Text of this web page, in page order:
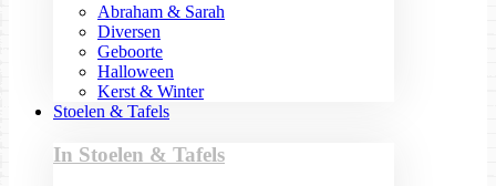
Abraham & Sarah
Diversen
Geboorte
Halloween
Kerst & Winter
Stoelen & Tafels
In Stoelen & Tafels